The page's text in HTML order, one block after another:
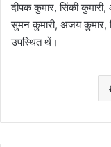
दीपक कुमार, सिंकी
सुमन कुमारी, अजय कुमार,
उपस्थित थें।